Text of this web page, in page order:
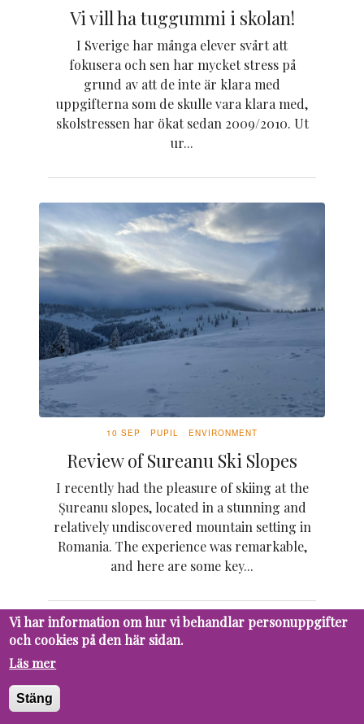
Vi vill ha tuggummi i skolan!
I Sverige har många elever svårt att
fokusera och sen har mycket stress på
grund av att de inte är klara med
uppgifterna som de skulle vara klara med,
skolstressen har ökat sedan 2009/2010. Ut
ur...
10 SEP PUPIL ENVIRONMENT
Review of Sureanu Ski Slopes
I recently had the pleasure of skiing at the
Șureanu slopes, located in a stunning and
relatively undiscovered mountain setting in
Romania. The experience was remarkable,
and here are some key...
Vi har information om hur vi behandlar personuppgifter
och cookies på den här sidan.
Läs mer
Stäng